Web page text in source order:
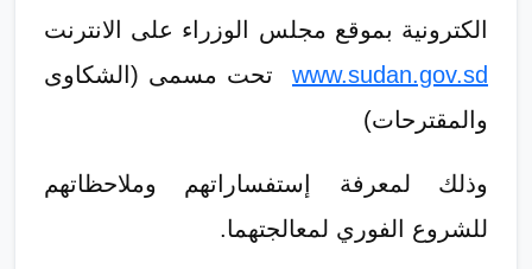
الكترونية بموقع مجلس الوزراء على الانترنت
www.sudan.gov.sd تحت مسمى (الشكاوى
والمقترحات)
وذلك لمعرفة إستفساراتهم وملاحظاتهم
للشروع الفوري لمعالجتهما.